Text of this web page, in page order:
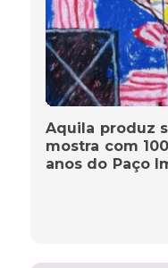
Aquila produz
mostra com
anos do Paço